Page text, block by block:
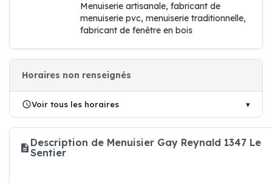
Menuiserie artisanale, fabricant de
menuiserie pvc, menuiserie traditionnelle,
fabricant de fenêtre en bois
Horaires non renseignés
Voir tous les horaires
Description de Menuisier Gay Reynald 1347 Le
Sentier